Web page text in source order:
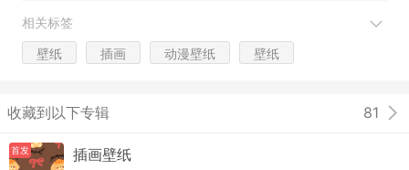
相关标签
壁纸 插画 动漫壁纸 壁纸
收藏到以下专辑 81
首发 插画壁纸